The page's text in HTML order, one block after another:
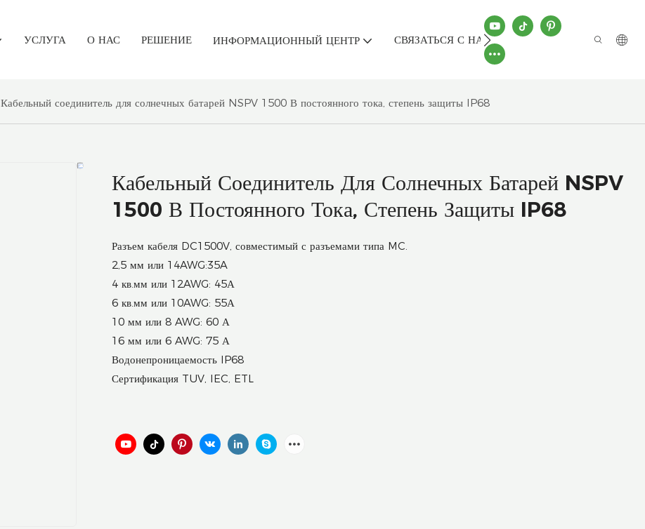
УСЛУГА О НАС РЕШЕНИЕ ИНФОРМАЦИОННЫЙ ЦЕНТР СВЯЗАТЬСЯ С НАМИ
Кабельный соединитель для солнечных батарей NSPV 1500 В постоянного тока, степень защиты IP68
Кабельный Соединитель Для Солнечных Батарей NSPV
1500 В Постоянного Тока, Степень Защиты IP68
Разъем кабеля DC1500V, совместимый с разъемами типа MC.
2,5 мм или 14AWG:35A
4 кв.мм или 12AWG: 45А
6 кв.мм или 10AWG: 55А
10 мм или 8 AWG: 60 А
16 мм или 6 AWG: 75 А
Водонепроницаемость IP68
Сертификация TUV, IEC, ETL